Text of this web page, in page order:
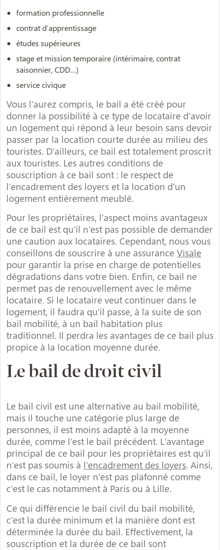
formation professionnelle
contrat d’apprentissage
études supérieures
stage et mission temporaire (intérimaire, contrat
saisonnier, CDD…)
service civique
Vous l’aurez compris, le bail a été créé pour
donner la possibilité à ce type de locataire d’avoir
un logement qui répond à leur besoin sans devoir
passer par la location courte durée au milieu des
touristes. D’ailleurs, ce bail est totalement proscrit
aux touristes. Les autres conditions de
souscription à ce bail sont : le respect de
l’encadrement des loyers et la location d’un
logement entièrement meublé.
Pour les propriétaires, l’aspect moins avantageux
de ce bail est qu’il n’est pas possible de demander
une caution aux locataires. Cependant, nous vous
conseillons de souscrire à une assurance Visale
pour garantir la prise en charge de potentielles
dégradations dans votre bien. Enfin, ce bail ne
permet pas de renouvellement avec le même
locataire. Si le locataire veut continuer dans le
logement, il faudra qu’il passe, à la suite de son
bail mobilité, à un bail habitation plus
traditionnel. Il perdra les avantages de ce bail plus
propice à la location moyenne durée.
Le bail de droit civil
Le bail civil est une alternative au bail mobilité,
mais il touche une catégorie plus large de
personnes, il est moins adapté à la moyenne
durée, comme l’est le bail précédent. L’avantage
principal de ce bail pour les propriétaires est qu’il
n’est pas soumis à l’encadrement des loyers. Ainsi,
dans ce bail, le loyer n’est pas plafonné comme
c’est le cas notamment à Paris ou à Lille.
Ce qui différencie le bail civil du bail mobilité,
c’est la durée minimum et la manière dont est
déterminée la durée du bail. Effectivement, la
souscription et la durée de ce bail sont